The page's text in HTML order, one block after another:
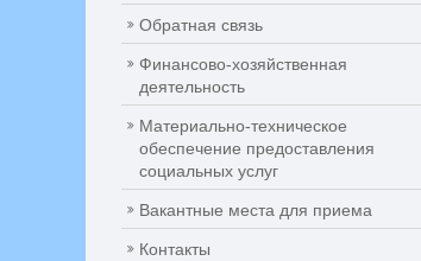
Обратная связь
Финансово-хозяйственная
деятельность
Материально-техническое
обеспечение предоставления
социальных услуг
Вакантные места для приема
Контакты